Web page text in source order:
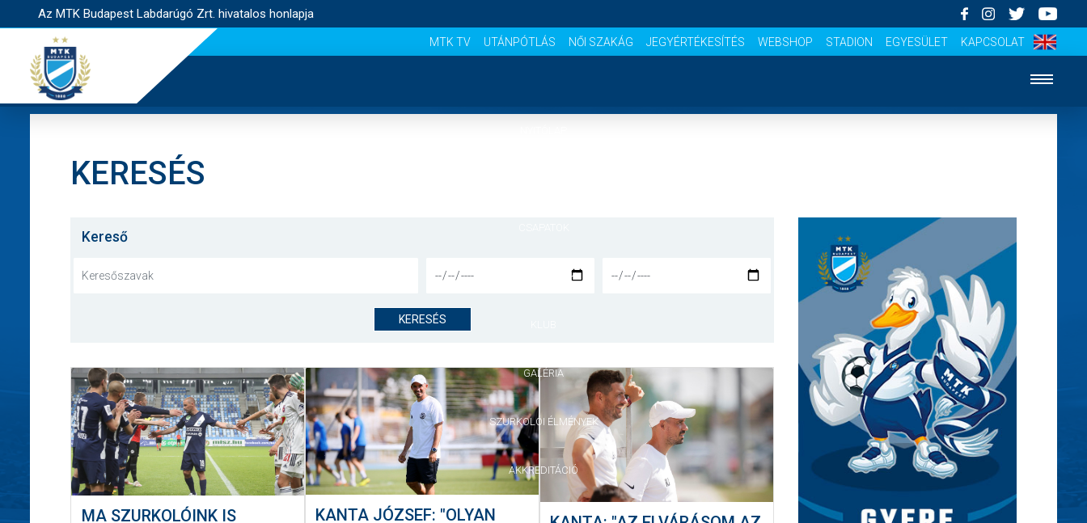
Az MTK Budapest Labdarúgó Zrt. hivatalos honlapja
MTK TV UTÁNPÓTLÁS NŐI SZAKÁG JEGYÉRTÉKESÍTÉS WEBSHOP STADION EGYESÜLET KAPCSOLAT
MÉRKŐZÉSEK
GALÉRIA
SZURKOLÓI ÉLMÉNYEK
AKKREDITÁCIÓ
KERESÉS
Kereső
KERESÉS
MA SZURKOLÓINK IS
KANTA JÓZSEF: "OLYAN